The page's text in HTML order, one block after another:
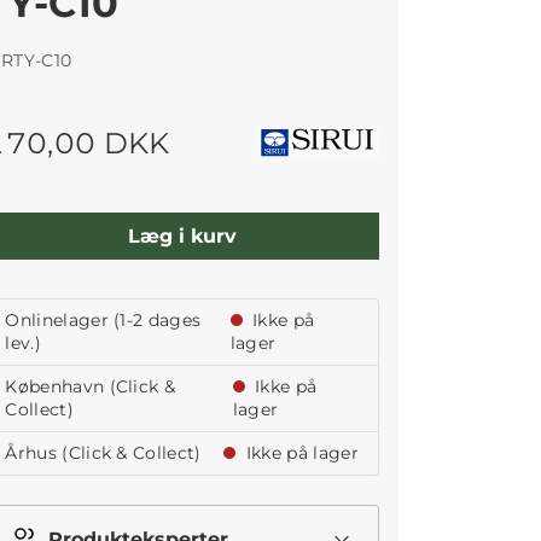
C10
DKK
Læg i kurv
Onlinelager (1-2 dages
lev.)
Ikke på
lager
København (Click &
Collect)
Ikke på
lager
Århus (Click & Collect)
Ikke på lager